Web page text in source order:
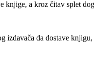
knjige, a kroz čitav splet
da dostave